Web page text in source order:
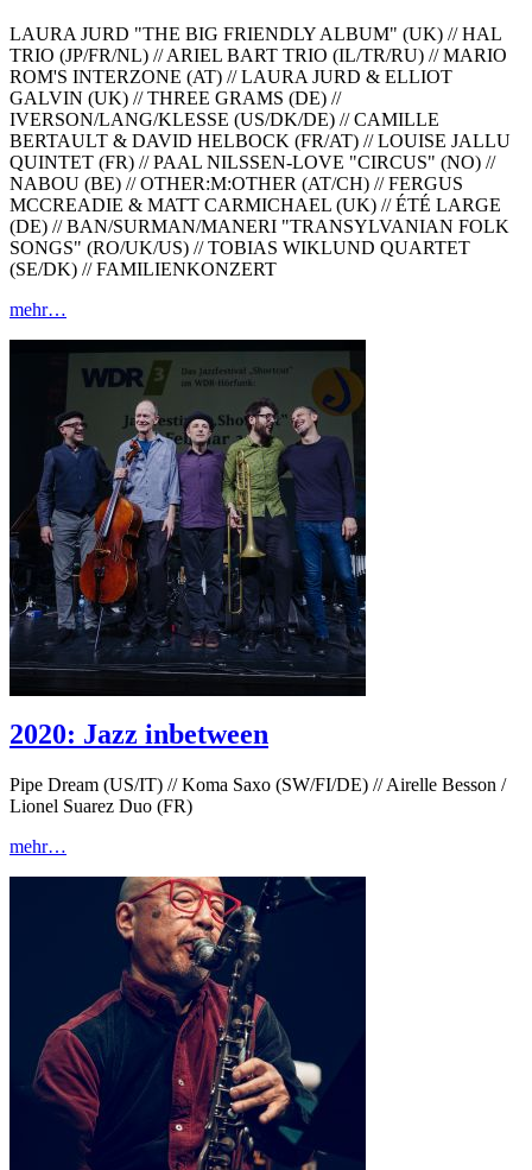
LAURA JURD "THE BIG FRIENDLY ALBUM" (UK) // HAL
TRIO (JP/FR/NL) // ARIEL BART TRIO (IL/TR/RU) // MARIO
ROM'S INTERZONE (AT) // LAURA JURD & ELLIOT
GALVIN (UK) // THREE GRAMS (DE) //
IVERSON/LANG/KLESSE (US/DK/DE) // CAMILLE
BERTAULT & DAVID HELBOCK (FR/AT) // LOUISE JALLU
QUINTET (FR) // PAAL NILSSEN-LOVE "CIRCUS" (NO) //
NABOU (BE) // OTHER:M:OTHER (AT/CH) // FERGUS
MCCREADIE & MATT CARMICHAEL (UK) // ÉTÉ LARGE
(DE) // BAN/SURMAN/MANERI "TRANSYLVANIAN FOLK
SONGS" (RO/UK/US) // TOBIAS WIKLUND QUARTET
(SE/DK) // FAMILIENKONZERT
mehr…
2020: Jazz inbetween
Pipe Dream (US/IT) // Koma Saxo (SW/FI/DE) // Airelle Besson /
Lionel Suarez Duo (FR)
mehr…